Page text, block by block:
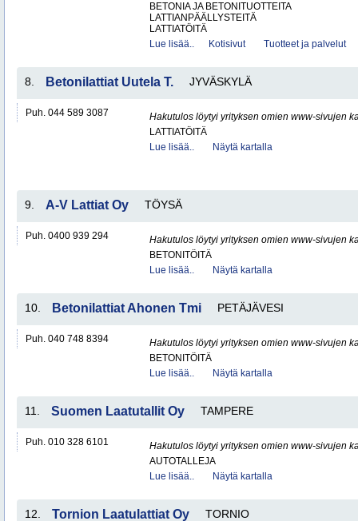
BETONIA JA BETONITUOTTEITA
LATTIANPÄÄLLYSTEITÄ
LATTIATÖITÄ
Lue lisää..
Kotisivut Tuotteet ja palvelut
8. Betonilattiat Uutela T. JYVÄSKYLÄ
Puh. 044 589 3087
Hakutulos löytyi yrityksen omien www-sivujen
LATTIATÖITÄ
Lue lisää..
Näytä kartalla
9. A-V Lattiat Oy TÖYSÄ
Puh. 0400 939 294
Hakutulos löytyi yrityksen omien www-sivujen
BETONITÖITÄ
Lue lisää..
Näytä kartalla
10. Betonilattiat Ahonen Tmi PETÄJÄVESI
Puh. 040 748 8394
Hakutulos löytyi yrityksen omien www-sivujen
BETONITÖITÄ
Lue lisää..
Näytä kartalla
11. Suomen Laatutallit Oy TAMPERE
Puh. 010 328 6101
Hakutulos löytyi yrityksen omien www-sivujen
AUTOTALLEJA
Lue lisää..
Näytä kartalla
12. Tornion Laatulattiat Oy TORNIO